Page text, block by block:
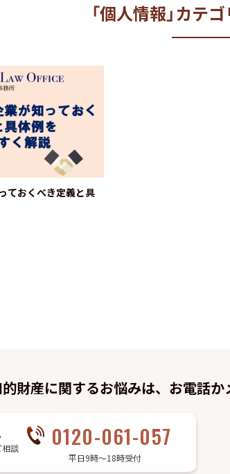
「個人情報」カテ
ておくべき定義と具
財産に関するお悩みは、お電話
相談
0120-061-057
平日9時～18時受付